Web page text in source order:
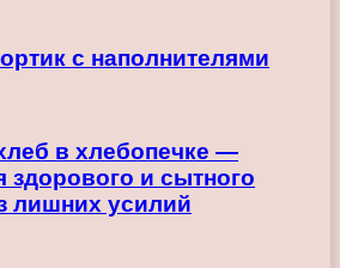
с наполнителями
в хлебопечке —
здорового и сытного
лишних усилий